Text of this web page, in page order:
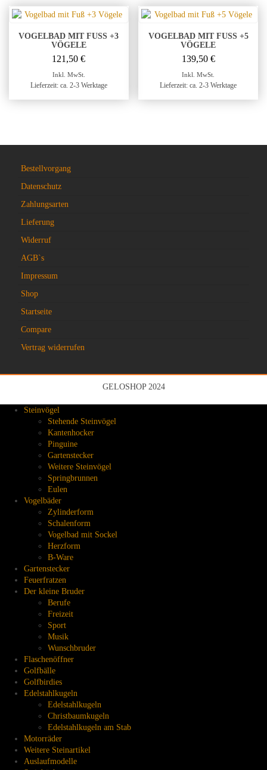
VOGELBAD MIT FUSS +3 V
ÖGELE
121,50€
Inkl. MwSt.
Lieferzeit: ca. 2-3 Werktage
VOGELBAD MIT FUSS +5 V
ÖGELE
139,50 €
Inkl. MwSt.
Lieferzeit: ca. 2-3 Werktage
Bestellvorgang
Datenschutz
Zahlungsarten
Lieferung
Widerruf
AGB`s
Impressum
Shop
Startseite
Compare
Vertrag widerrufen
GELOSHOP 2024
Steinvögel
Stehende Steinvögel
Kantenhocker
Pinguine
Gartenstecker
Weitere Steinvögel
Springbrunnen
Eulen
Vogelbäder
Zylinderform
Schalenform
Vogelbad mit Sockel
Herzform
B-Ware
Gartenstecker
Feuerfratzen
Der kleine Bruder
Berufe
Freizeit
Sport
Musik
Wunschbruder
Flaschenöffner
Golfbälle
Golfbirdies
Edelstahlkugeln
Edelstahlkugeln
Christbaumkugeln
Edelstahlkugeln am Stab
Motorräder
Weitere Steinartikel
Auslaufmodelle